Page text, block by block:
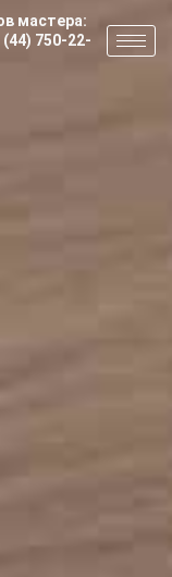
мастера:
(44) 750-22-